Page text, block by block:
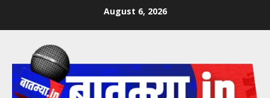
August 6, 2026